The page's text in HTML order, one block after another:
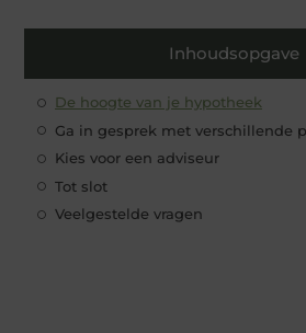
Inhoudsopgave
De hoogte van je hypotheek
Ga in gesprek met verschillende
Kies voor een adviseur
Tot slot
Veelgestelde vragen